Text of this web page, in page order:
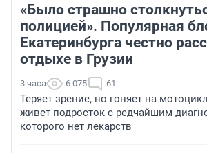
«Было страшно
полицией». Популярная
Екатеринбурга честно
отдыхе в Грузии
3 часа 6 075 61
Теряет зрение, но гоняет на
живет подросток с редчайшим
которого нет лекарств